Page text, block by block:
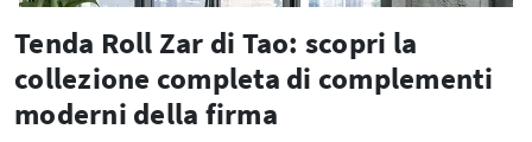
Tenda Roll Zar di Tao: scopri la
collezione completa di complementi
moderni della firma